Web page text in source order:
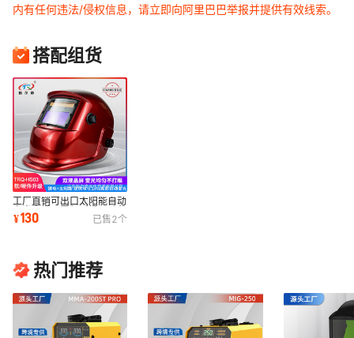
内有任何违法/侵权信息，请立即向阿里巴巴举报并提供有效线索。
搭配组货
工厂直销可出口太阳能自动
变光电焊面罩氩弧焊可贴花
烤漆防紫外线
¥130 已售2个
热门推荐